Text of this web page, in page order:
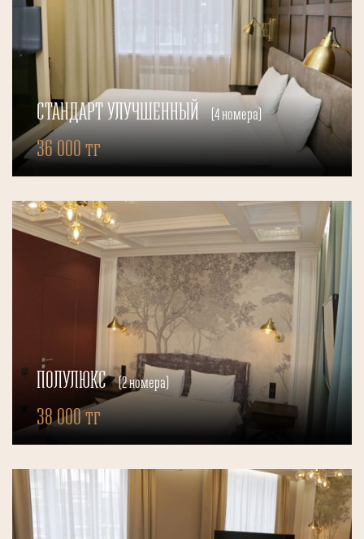
СТАНДАРТ УЛУЧШЕННЫЙ (4 номера)
36 000 тг
ПОЛУЛЮКС (2 номера)
38 000 тг